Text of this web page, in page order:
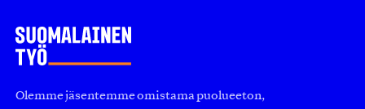
Olemme jäsentemme omistama puolueeton,